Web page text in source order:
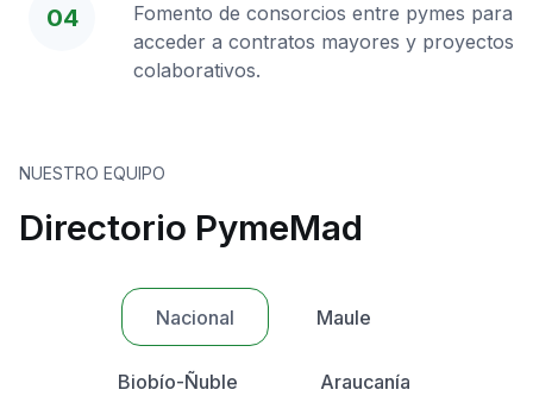
04
Fomento de consorcios entre pymes para
acceder a contratos mayores y proyectos
colaborativos.
NUESTRO EQUIPO
Directorio PymeMad
Nacional Maule
Biobío-Ñuble Araucanía